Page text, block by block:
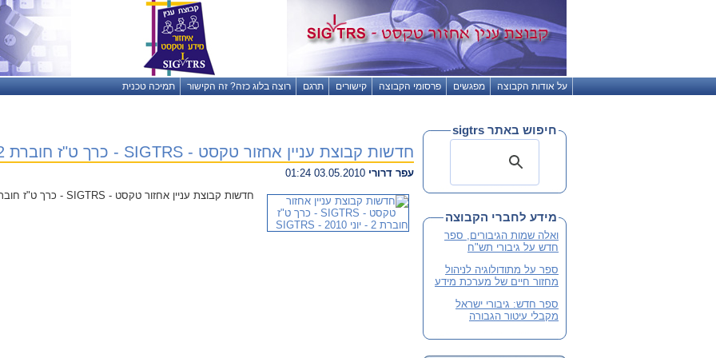
על אודות הקבוצה מפגשים פרסומי הקבוצה קישורים תרגם רוצה בלוג כזה? זה הקישור תמיכה טכנית
חדשות קבוצת עניין אחזור טקסט - SIGTRS - כרך ט"ז חוברת 2 - יוני 2010
עפר דרורי
חדשות קבוצת עניין אחזור טקסט - SIGTRS - כרך ט"ז חוברת 2 - יוני 2010
חיפוש באתר sigtrs
מידע לחברי הקבוצה
ואלה שמות הגיבורים, ספר
חדש על גיבורי תש"ח
ספר על מתודולוגיה לניהול
מחזור חיים של מערכת מידע
ספר חדש: גיבורי ישראל
מקבלי עיטור הגבורה